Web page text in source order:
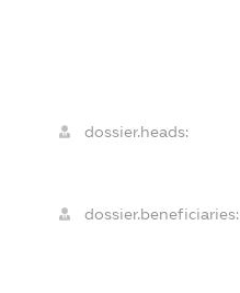
dossier.heads:
dossier.beneficiaries: